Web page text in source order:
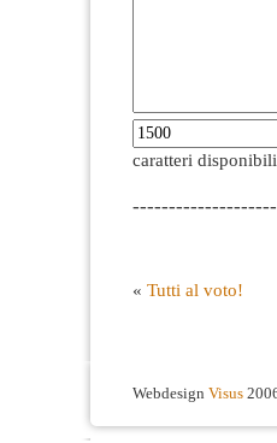
caratteri disponibili
« Tutti al voto!
Webdesign Visus